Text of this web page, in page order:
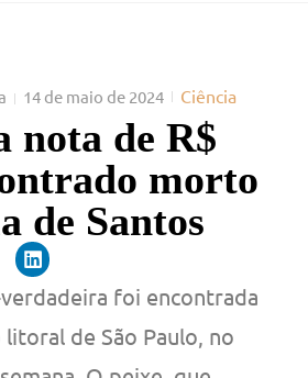
14 de maio de 2024 Ciência
nota de R$
morto
de Santos
foi encontrada
litoral de São Paulo, no